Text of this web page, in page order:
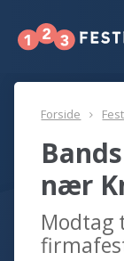
Forside
nær
Modtag